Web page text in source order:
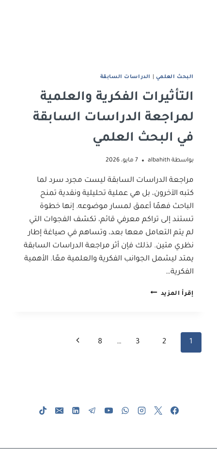
البحث العلمي اﻟﺪراﺳﺎت اﻟﺴﺎﺑﻘﺔ
التأثيرات الفكرية والعلمية
لمراجعة الدراسات السابقة
في البحث العلمي
بواسطة albahith 7 مايو، 2026
مراجعة الدراسات السابقة ليست مجرد سرد لما
كتبه الآخرون، بل هي عملية تحليلية ونقدية تمنح
الباحث فهمًا أعمق لمسار موضوعه. إنها خطوة
تستند إلى تراكم معرفي قائم، تكشف الفجوات التي
لم يتم التعامل معها بعد، وتساهم في صياغة إطار
نظري متين. لذلك فإن أثر مراجعة الدراسات السابقة
يمتد ليشمل الجوانب الفكرية والعلمية معًا. الأهمية
الفكرية…
إقرأ المزيد التأثيرات
السابقة
تنقل
1
2
3
…
8 الصفحة